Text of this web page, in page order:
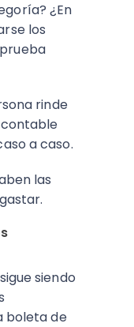
¿En
los
rinde
a caso.
las
siendo
boleta de